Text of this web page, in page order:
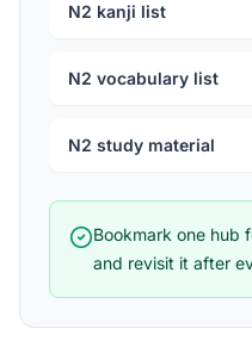
N2 kanji list
N2 vocabulary list
N2 study material
Bookmark one hub
and revisit it after